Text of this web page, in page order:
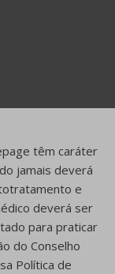
têm caráter
jamais deverá
e
deverá ser
para praticar
do Conselho
Política de